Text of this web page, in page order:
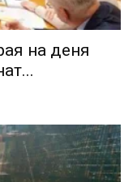
на деня